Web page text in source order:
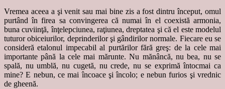
Vremea aceea a şi venit sau mai bine zis a fost dintru început, omul
purtând în firea sa convingerea că numai în el coexistă armonia,
buna cuviinţă, înţelepciunea, raţiunea, dreptatea şi că el este modelul
tuturor obiceiurilor, deprinderilor şi gândirilor normale. Fiecare eu se
consideră etalonul impecabil al purtărilor fără greş: de la cele mai
importante până la cele mai mărunte. Nu mănâncă, nu bea, nu se
spală, nu umblă, nu cugetă, nu crede, nu se exprimă întocmai ca
mine? E nebun, ce mai încoace şi încolo; e nebun furios şi vrednic
de gheenă.